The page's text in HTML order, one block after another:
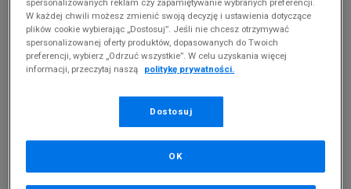
Produkt pochodzi z końcówek aktualnych kolekcji, ubiegłych
sezonów lub z ekspozycji.Szczegóły.
179,99 zł
PRODUKT NIEDOSTĘPNY
Jeśli artykuł będzie ponownie dostępny, otrzymasz od nas
spersonalizowanych reklam czy zapamiętywanie wybranych preferencji.
W każdej chwili możesz zmienić swoją decyzję i ustawienia dotyczące
plików cookie wybierając „Dostosuj”. Jeśli nie chcesz otrzymywać
spersonalizowanej oferty produktów, dopasowanych do Twoich
preferencji, wybierz „Odrzuć wszystkie”. W celu uzyskania więcej
informacji, przeczytaj naszą
politykę prywatności.
Dostosuj
OK